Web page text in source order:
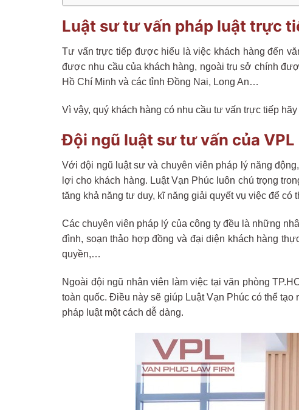
Luật sư tư vấn pháp luật trực
Tư vấn trực tiếp được hiểu là việc khách hàng đến
được nhu cầu của khách hàng, ngoài trụ sở chính
Hồ Chí Minh và các tỉnh Đồng Nai, Long An…
Vì vậy, quý khách hàng có nhu cầu tư vấn trực tiếp
Đội ngũ luật sư tư vấn của VPL
Với đội ngũ luật sư và chuyên viên pháp lý năng
lợi cho khách hàng. Luật Vạn Phúc luôn chú trọng
tăng khả năng tư duy, kĩ năng giải quyết vụ việc để
Các chuyên viên pháp lý của công ty đều là những
đình, soạn thảo hợp đồng và đại diện khách hàng
quyền,…
Ngoài đội ngũ nhân viên làm việc tại văn phòng
toàn quốc. Điều này sẽ giúp Luật Vạn Phúc có thể
pháp luật một cách dễ dàng.